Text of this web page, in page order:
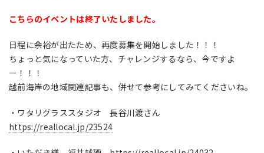
こちらのイベントは終了いたしました。
日程に余裕が出たため、再度募集を開始しました！！！
ちょっと気になっていた方、チャレンジするなら、今ですよ
ー！！！
越前海岸の地域関連記事も、併せて参考にしてみてくださいね。
・ワタリグラススタジオ 長谷川渡さん
https://reallocal.jp/23524